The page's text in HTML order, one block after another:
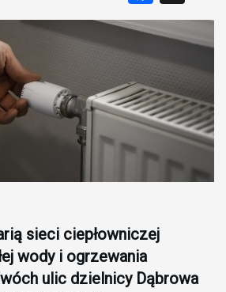
sieci ciepłowniczej
wody i ogrzewania
ulic dzielnicy Dąbrowa